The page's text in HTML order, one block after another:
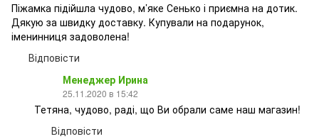
Піжамка підійшла чудово, м’яке Сенько і приємна на дотик.
Дякую за швидку доставку. Купували на подарунок,
іменинниця задоволена!
Відповісти
Менеджер Ирина
25.11.2020 в 15:42
Тетяна, чудово, раді, що Ви обрали саме наш магазин!
Відповісти